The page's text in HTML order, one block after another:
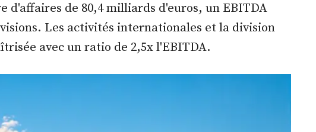
d'affaires de 80,4 milliards d'euros, un EBITDA
Les activités internationales et la division
avec un ratio de 2,5x l'EBITDA.